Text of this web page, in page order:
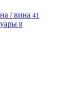
/ вина 41
8